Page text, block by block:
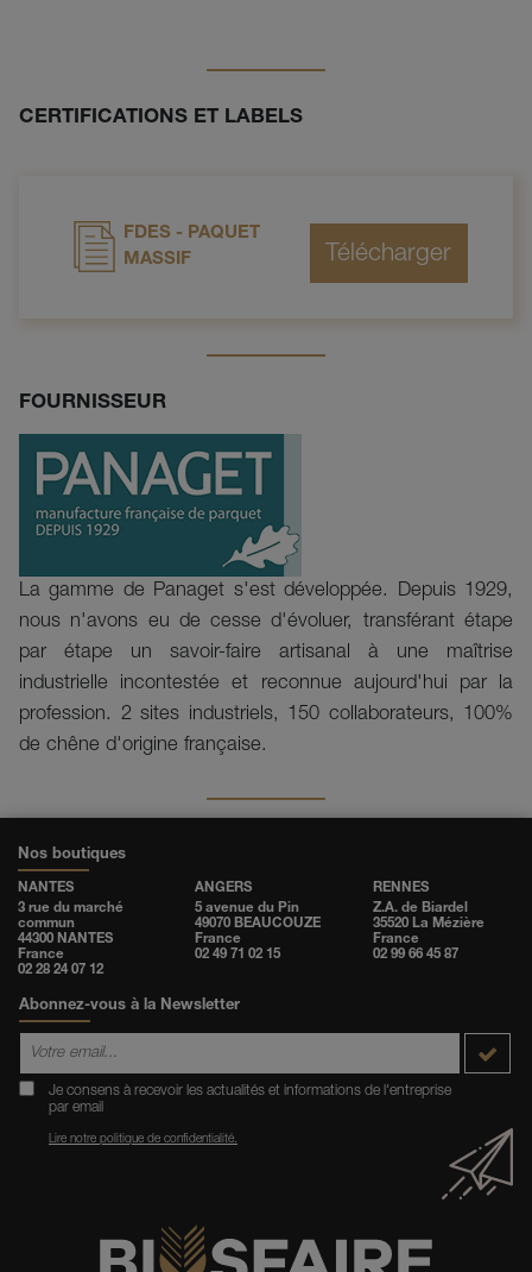
CERTIFICATIONS ET LABELS
FDES - PAQUET
MASSIF
FOURNISSEUR
La gamme de Panaget s'est développée.
Depuis 1929,
nous n'avons eu de cesse d'évoluer, transférant étape
par étape un savoir-faire artisanal à une maîtrise
industrielle incontestée et reconnue aujourd'hui par la
profession. 2 sites industriels, 150 collaborateurs, 100%
de chêne d'origine française.
Nos boutiques
NANTES
3 rue du marché
commun
44300 NANTES
France
02 28 24 07 12
ANGERS
5 avenue du Pin
49070 BEAUCOUZE
France
02 49 71 02 15
RENNES
Z.A. de Biardel
35520 La Mézière
France
02 99 66 45 87
Abonnez-vous à la Newsletter
Je consens à recevoir les actualités et informations de l'entreprise
par email
Lire notre politique de confidentialité.